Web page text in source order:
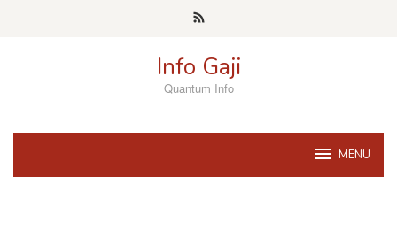
Info Gaji
Quantum Info
MENU